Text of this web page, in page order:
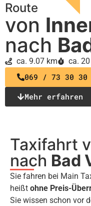
Route
von
nach
ca. 9.07 km ca.
069 / 73 30 30
Mehr erfahren
Taxifahrt
nach Bad
Sie fahren bei Main
heißt ohne Preis-
Sie wissen schon vor